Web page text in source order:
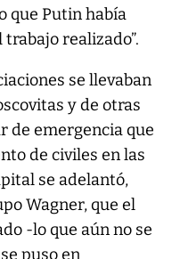
que Putin había
trabajo realizado”.
se llevaban
y de otras
de emergencia que
de civiles en las
se adelantó,
Wagner, que el
-lo que aún no se
puso en